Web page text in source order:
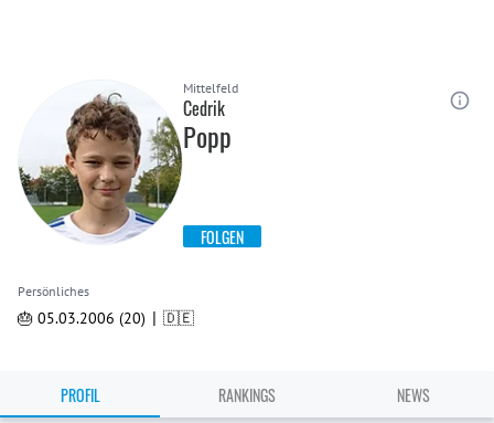
Mittelfeld
Cedrik
Popp
FOLGEN
Persönliches
🎂 05.03.2006 (20) | 🇩🇪
PROFIL RANKINGS NEWS